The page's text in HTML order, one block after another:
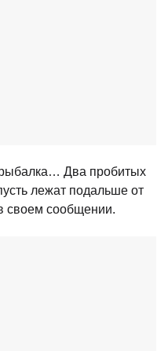
Два пробитых
лежат подальше от
своем сообщении.